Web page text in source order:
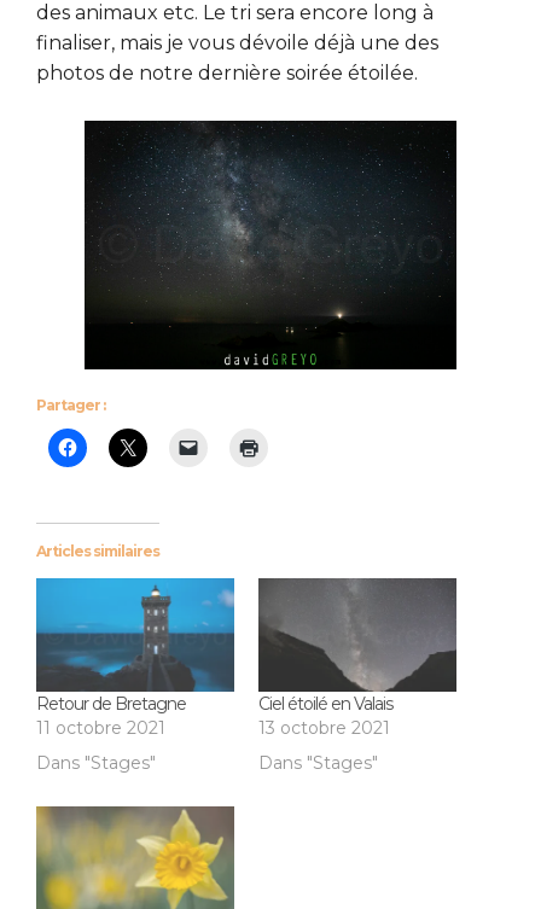
des animaux etc. Le tri sera encore long à
finaliser, mais je vous dévoile déjà une des
photos de notre dernière soirée étoilée.
Partager :
Articles similaires
Retour de Bretagne
11 octobre 2021
Dans "Stages"
Ciel étoilé en Valais
13 octobre 2021
Dans "Stages"